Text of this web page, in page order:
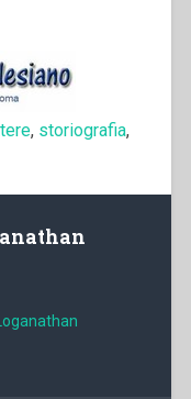
, storiografia,